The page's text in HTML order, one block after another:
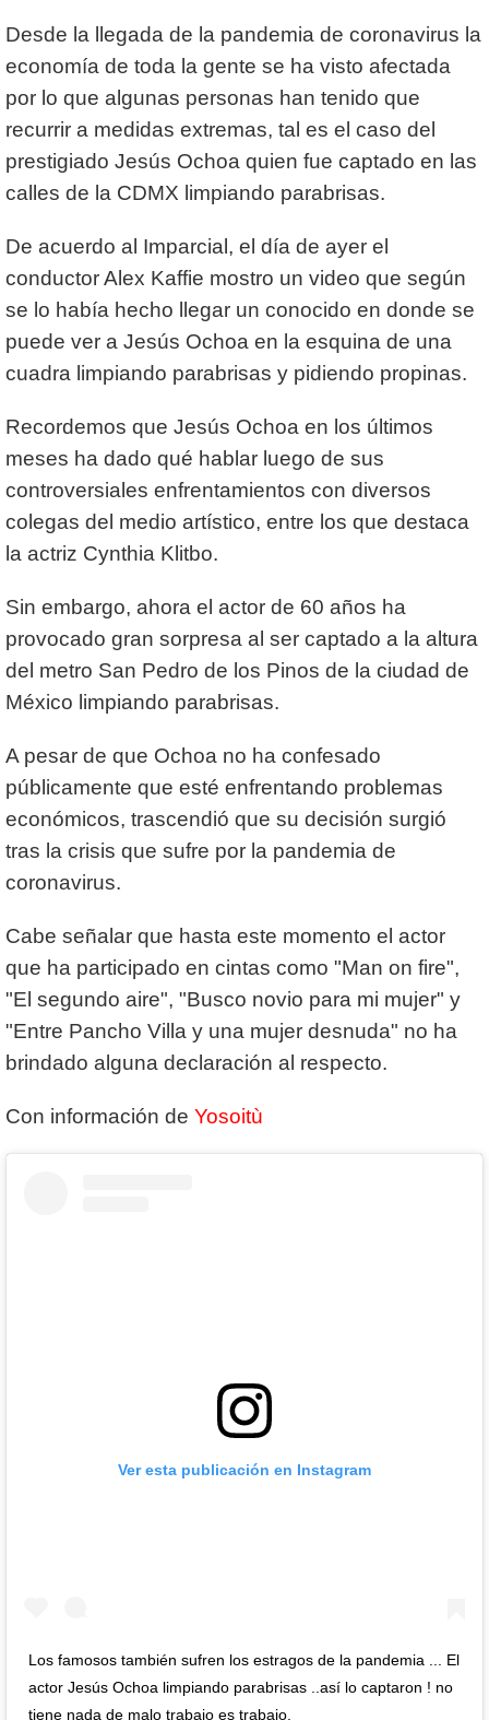
Desde la llegada de la pandemia de coronavirus la
economía de toda la gente se ha visto afectada
por lo que algunas personas han tenido que
recurrir a medidas extremas, tal es el caso del
prestigiado Jesús Ochoa quien fue captado en las
calles de la CDMX limpiando parabrisas.
De acuerdo al Imparcial, el día de ayer el
conductor Alex Kaffie mostro un video que según
se lo había hecho llegar un conocido en donde se
puede ver a Jesús Ochoa en la esquina de una
cuadra limpiando parabrisas y pidiendo propinas.
Recordemos que Jesús Ochoa en los últimos
meses ha dado qué hablar luego de sus
controversiales enfrentamientos con diversos
colegas del medio artístico, entre los que destaca
la actriz Cynthia Klitbo.
Sin embargo, ahora el actor de 60 años ha
provocado gran sorpresa al ser captado a la altura
del metro San Pedro de los Pinos de la ciudad de
México limpiando parabrisas.
A pesar de que Ochoa no ha confesado
públicamente que esté enfrentando problemas
económicos, trascendió que su decisión surgió
tras la crisis que sufre por la pandemia de
coronavirus.
Cabe señalar que hasta este momento el actor
que ha participado en cintas como "Man on fire",
"El segundo aire", "Busco novio para mi mujer" y
"Entre Pancho Villa y una mujer desnuda" no ha
brindado alguna declaración al respecto.
Con información de Yosoitù
Ver esta publicación en Instagram
Los famosos también sufren los estragos de la pandemia ... El
actor Jesús Ochoa limpiando parabrisas ..así lo captaron ! no
tiene nada de malo trabajo es trabajo.